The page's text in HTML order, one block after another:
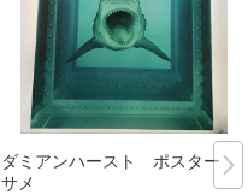
ダミアンハースト ポスター
サメ